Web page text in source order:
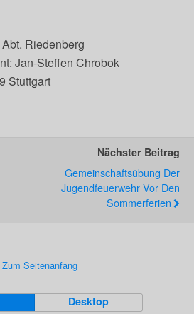
Riedenberg
Jan-Steffen Chrobok
Stuttgart
Nächster Beitrag
Gemeinschaftsübung Der
Jugendfeuerwehr Vor Den
Sommerferien
Zum Seitenanfang
Desktop